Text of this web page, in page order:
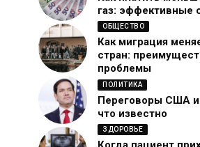
газ: эффективные
ОБЩЕСТВО
Как миграция
стран:
проблемы
ПОЛИТИКА
Переговоры США
что известно
ЗДОРОВЬЕ